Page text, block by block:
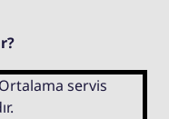
servis